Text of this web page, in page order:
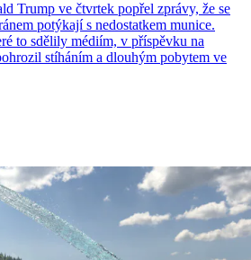
Trump ve čtvrtek popřel zprávy, že se
potýkají s nedostatkem munice.
to sdělily médiím, v příspěvku na
stíháním a dlouhým pobytem ve